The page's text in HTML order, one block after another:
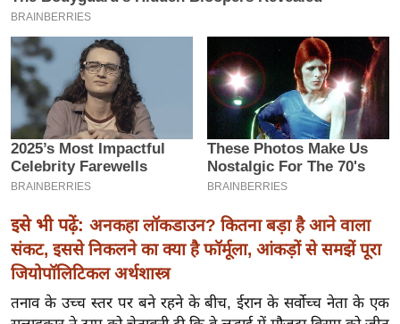
क्रा
इ
म
ई
-
पे
प
र
सा
ल
बे
इसे भी पढ़ें: अनकहा लॉकडाउन? कितना बड़ा है आने वाला
संकट, इससे निकलने का क्या है फॉर्मूला, आंकड़ों से समझें पूरा
जियोपॉलिटिकल अर्थशास्त्र
तनाव के उच्च स्तर पर बने रहने के बीच, ईरान के सर्वोच्च नेता के एक